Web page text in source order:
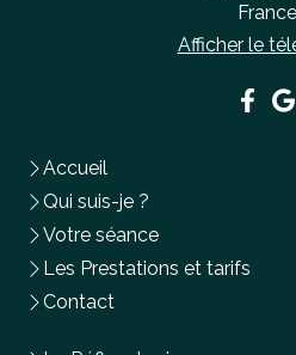
France
Afficher le
Accueil
Qui suis-je ?
Votre séance
Les Prestations et tarifs
Contact